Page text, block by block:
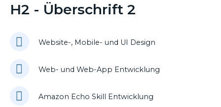
H2 - Überschrift 2
Website-, Mobile- und UI Design
Web- und Web-App Entwicklung
Amazon Echo Skill Entwicklung